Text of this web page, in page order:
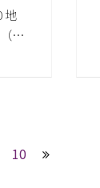
地
理
10